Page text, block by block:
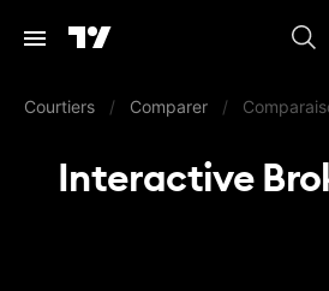
Courtiers / Comparer /
Interactive